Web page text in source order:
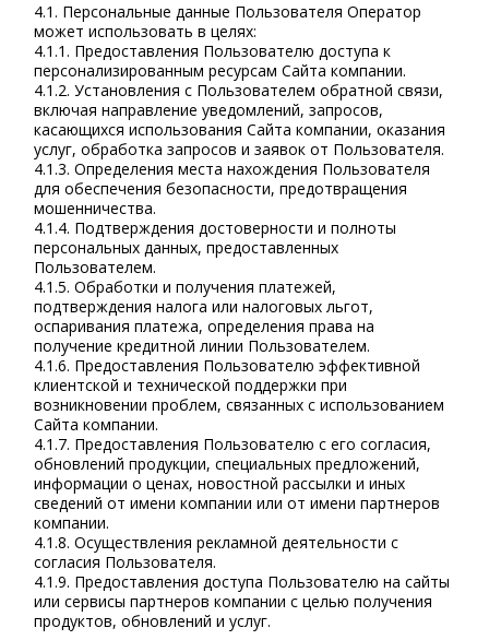
4.1. Персональные данные Пользователя Оператор
может использовать в целях:
4.1.1. Предоставления Пользователю доступа к
персонализированным ресурсам Сайта компании.
4.1.2. Установления с Пользователем обратной связи,
включая направление уведомлений, запросов,
касающихся использования Сайта компании, оказания
услуг, обработка запросов и заявок от Пользователя.
4.1.3. Определения места нахождения Пользователя
для обеспечения безопасности, предотвращения
мошенничества.
4.1.4. Подтверждения достоверности и полноты
персональных данных, предоставленных
Пользователем.
4.1.5. Обработки и получения платежей,
подтверждения налога или налоговых льгот,
оспаривания платежа, определения права на
получение кредитной линии Пользователем.
4.1.6. Предоставления Пользователю эффективной
клиентской и технической поддержки при
возникновении проблем, связанных с использованием
Сайта компании.
4.1.7. Предоставления Пользователю с его согласия,
обновлений продукции, специальных предложений,
информации о ценах, новостной рассылки и иных
сведений от имени компании или от имени партнеров
компании.
4.1.8. Осуществления рекламной деятельности с
согласия Пользователя.
4.1.9. Предоставления доступа Пользователю на сайты
или сервисы партнеров компании с целью получения
продуктов, обновлений и услуг.